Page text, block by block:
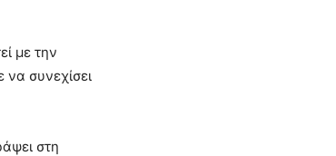
με την
συνεχίσει
στη